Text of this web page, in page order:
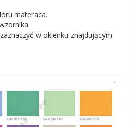
materaca.
w okienku znajdującym